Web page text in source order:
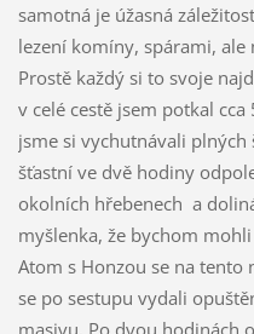
samotná je úžasná
lezení komíny, spárami,
Prostě každý si to svoje
v celé cestě jsem potkal
jsme si vychutnávali
šťastní ve dvě hodiny
okolních hřebenech a
myšlenka, že bychom
Atom s Honzou se na tento
se po sestupu vydali
masivu. Po dvou hodinách